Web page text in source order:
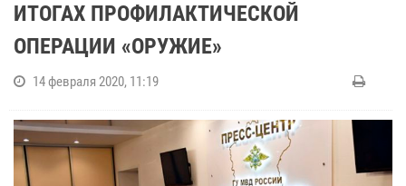
ИТОГАХ ПРОФИЛАКТИЧЕСКОЙ
ОПЕРАЦИИ «ОРУЖИЕ»
14 февраля 2020, 11:19